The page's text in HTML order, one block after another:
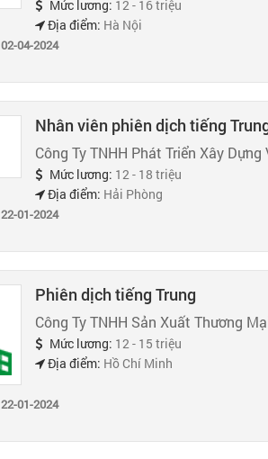
Mức lương: 12 - 16 triệu
Địa điểm: Hà Nội
02-04-2024
Nhân viên phiên dịch tiếng
Công Ty TNHH Phát Triển Xây
Mức lương: 12 - 18 triệu
Địa điểm: Hải Phòng
22-01-2024
Phiên dịch tiếng Trung
Công Ty TNHH Sản Xuất Thương
Mức lương: 12 - 15 triệu
Địa điểm: Hồ Chí Minh
22-01-2024